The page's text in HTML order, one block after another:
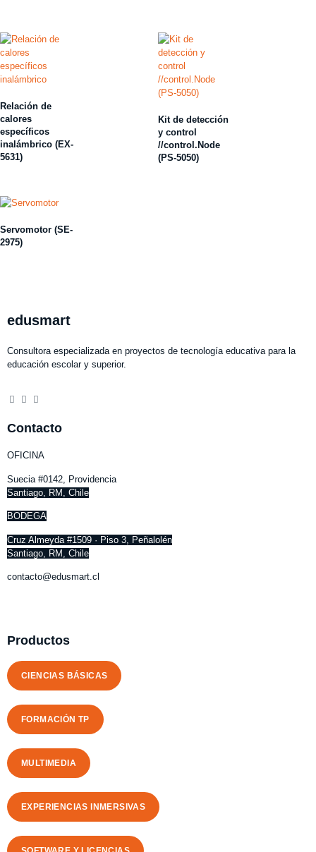
Relación de
calores
específicos
inalámbrico (EX-
5631)
Kit de detección
y control
//control.Node
(PS-5050)
Servomotor (SE-
2975)
edusmart
Consultora especializada en proyectos de tecnología educativa para la
educación escolar y superior.
Contacto
OFICINA
Suecia #0142, Providencia
Santiago, RM, Chile
BODEGA
Cruz Almeyda #1509 · Piso 3, Peñalolén
Santiago, RM, Chile
contacto@edusmart.cl
Productos
CIENCIAS BÁSICAS
FORMACIÓN TP
MULTIMEDIA
EXPERIENCIAS INMERSIVAS